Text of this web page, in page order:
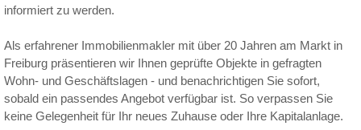
informiert zu werden.
Als erfahrener Immobilienmakler mit über 20 Jahren am Markt in
Freiburg präsentieren wir Ihnen geprüfte Objekte in gefragten
Wohn- und Geschäftslagen - und benachrichtigen Sie sofort,
sobald ein passendes Angebot verfügbar ist. So verpassen Sie
keine Gelegenheit für Ihr neues Zuhause oder Ihre Kapitalanlage.